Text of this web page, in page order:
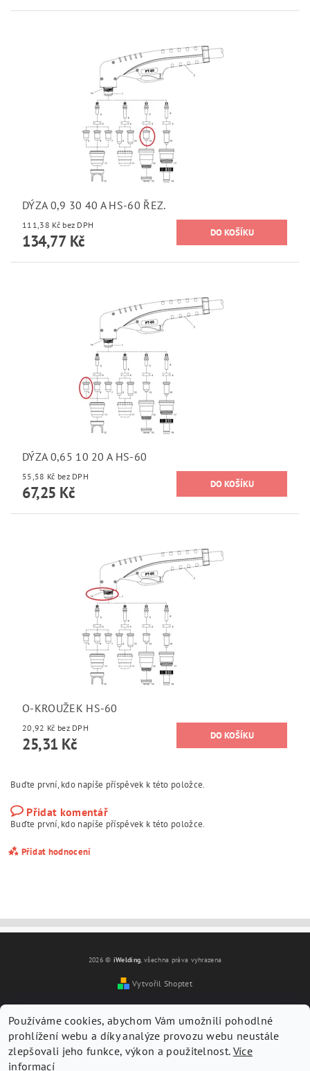
DÝZA 0,9 30 40 A HS-60 ŘEZ.
111,38 Kč bez DPH
134,77 Kč
DÝZA 0,65 10 20 A HS-60
55,58 Kč bez DPH
67,25 Kč
O-KROUŽEK HS-60
20,92 Kč bez DPH
25,31 Kč
Buďte první, kdo napíše příspěvek k této položce.
Přidat komentář
Buďte první, kdo napíše příspěvek k této položce.
Přidat hodnocení
Vložením hodnocení souhlasíte s
2026 © iWelding, všechna práva vyhrazena
Vytvořil Shoptet
Používáme cookies, abychom Vám umožnili pohodlné
prohlížení webu a díky analýze provozu webu neustále
zlepšovali jeho funkce, výkon a použitelnost. Více
informací